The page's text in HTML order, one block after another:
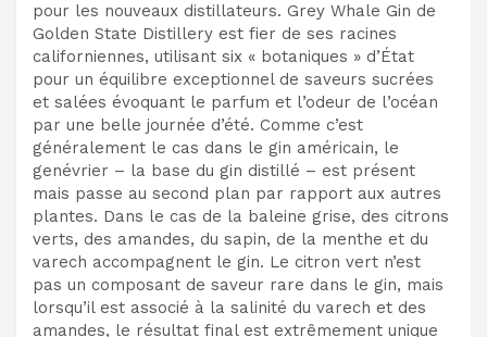
pour les nouveaux distillateurs. Grey Whale Gin de
Golden State Distillery est fier de ses racines
californiennes, utilisant six « botaniques » d’État
pour un équilibre exceptionnel de saveurs sucrées
et salées évoquant le parfum et l’odeur de l’océan
par une belle journée d’été. Comme c’est
généralement le cas dans le gin américain, le
genévrier – la base du gin distillé – est présent
mais passe au second plan par rapport aux autres
plantes. Dans le cas de la baleine grise, des citrons
verts, des amandes, du sapin, de la menthe et du
varech accompagnent le gin. Le citron vert n’est
pas un composant de saveur rare dans le gin, mais
lorsqu’il est associé à la salinité du varech et des
amandes, le résultat final est extrêmement unique